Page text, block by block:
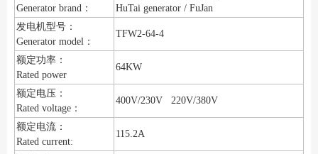
Generator brand：
HuTai generator / FuJan
发电机型号：
Generator model：
TFW2-64-4
额定功率：
Rated power
64KW
额定电压：
Rated voltage：
400V/230V 220V/380V
额定电流：
Rated current:
115.2A